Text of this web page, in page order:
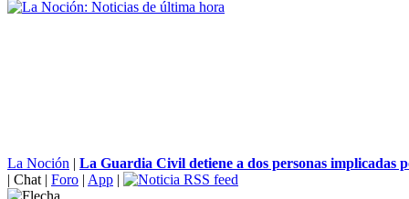
La Noción | La Guardia Civil detiene a dos personas implicadas
| Chat | Foro | App |